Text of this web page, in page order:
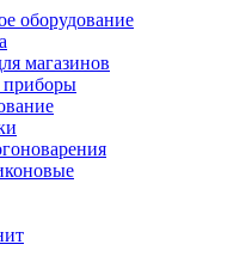
оборудование
магазинов
приборы